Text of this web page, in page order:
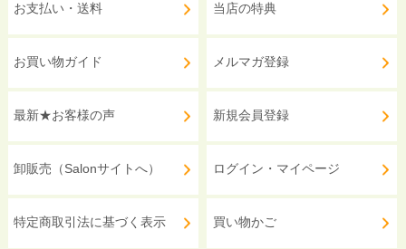
お支払い・送料
お買い物ガイド
最新★お客様の声
卸販売（Salonサイトへ）
特定商取引法に基づく表示
当店の特典
メルマガ登録
新規会員登録
ログイン・マイページ
買い物かご